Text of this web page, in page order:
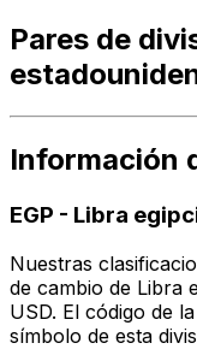
Pares de
Información
EGP - Libra
Nuestras
de cambio de Libra
USD. El código de
símbolo de esta